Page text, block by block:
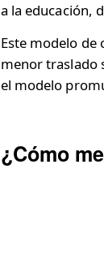
a la educación,
Este modelo
menor traslado
el modelo
¿Cómo